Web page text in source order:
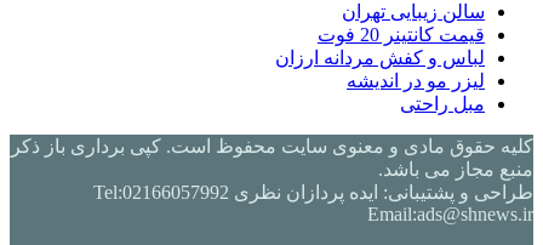
سالن زیبایی تهران
قیمت کانتینر 20 فوت
لباس و کفش مردانه ارزان
لیزر مو در اندیشه
مبل راحتی
کلیه حقوق مادی و معنوی سایت محفوظ است. کپی برداری باز ذکر
منبع مجاز می باشد.
طراحی و پشتیبانی: ایده پردازان نظری Tel:02166057992
Email:ads@shnews.ir